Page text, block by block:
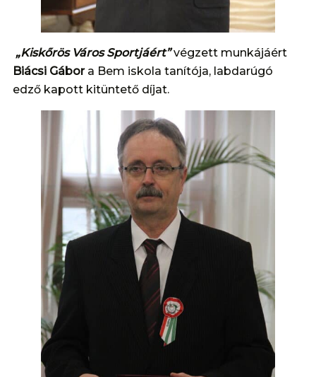
„Kiskőrös Város Sportjáért”végzett munkájáért
Biácsi Gábora Bem iskola tanítója, labdarúgó
edző kapott kitüntető díjat.